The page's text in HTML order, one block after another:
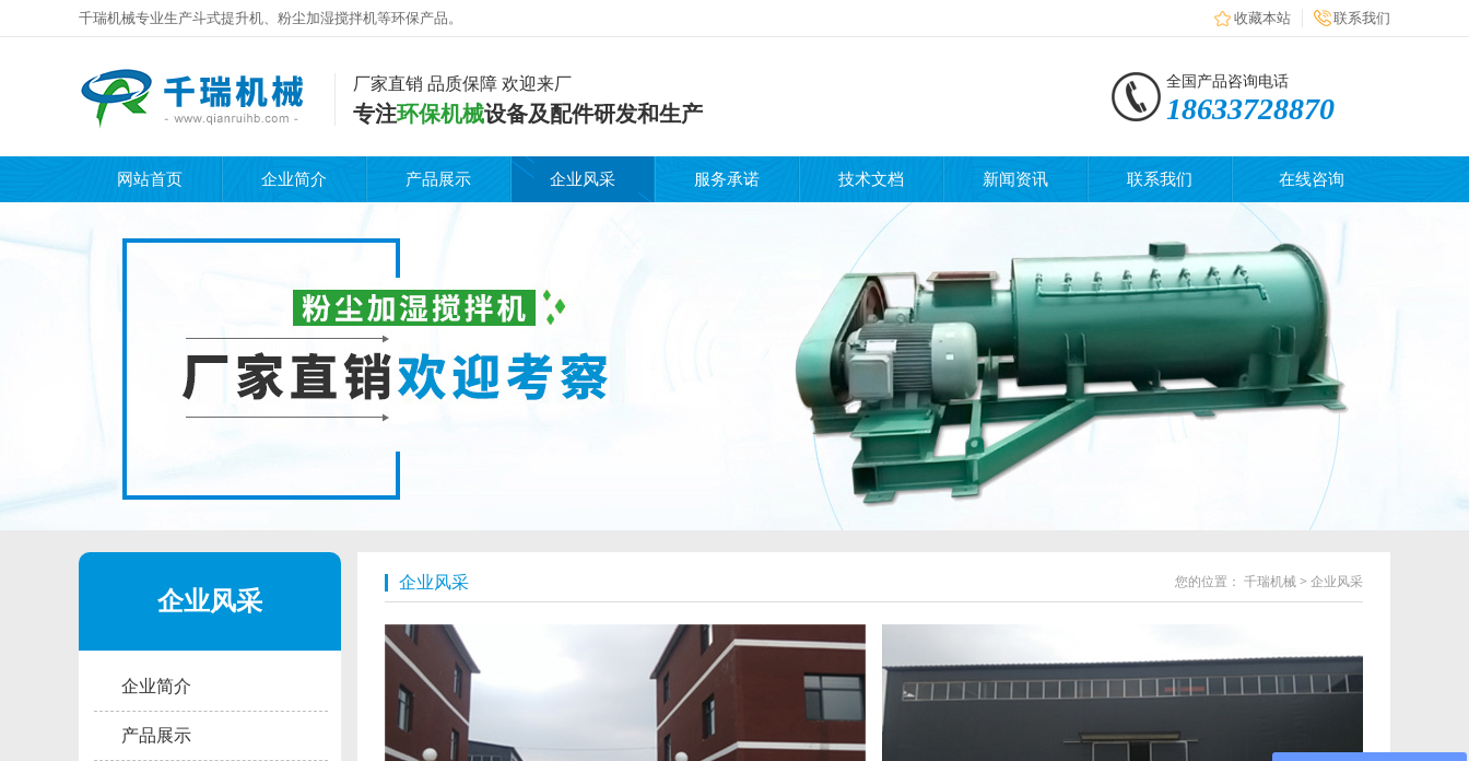
千瑞机械专业生产斗式提升机、粉尘加湿搅拌机等环保产品。 收藏本站 联系我们
厂家直销 品质保障 欢迎来厂
专注环保机械设备及配件研发和生产
全国产品咨询电话
18633728870
网站首页 企业简介 产品展示 企业风采 服务承诺 技术文档 新闻资讯 联系我们 在线咨询
企业风采
企业简介
产品展示
企业风采 您的位置： 千瑞机械 > 企业风采